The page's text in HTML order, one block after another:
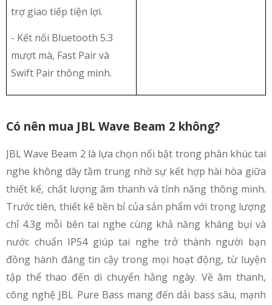
trợ giao tiếp tiện lợi.
- Kết nối Bluetooth 5.3
mượt mà, Fast Pair và
Swift Pair thông minh.
Có nên mua JBL Wave Beam 2 không?
JBL Wave Beam 2 là lựa chọn nổi bật trong phân khúc tai
nghe không dây tầm trung nhờ sự kết hợp hài hòa giữa
thiết kế, chất lượng âm thanh và tính năng thông minh.
Trước tiên, thiết kế bền bỉ của sản phẩm với trọng lượng
chỉ 4.3g mỗi bên tai nghe cùng khả năng kháng bụi và
nước chuẩn IP54 giúp tai nghe trở thành người bạn
đồng hành đáng tin cậy trong mọi hoạt động, từ luyện
tập thể thao đến di chuyển hằng ngày. Về âm thanh,
công nghệ JBL Pure Bass mang đến dải bass sâu, mạnh